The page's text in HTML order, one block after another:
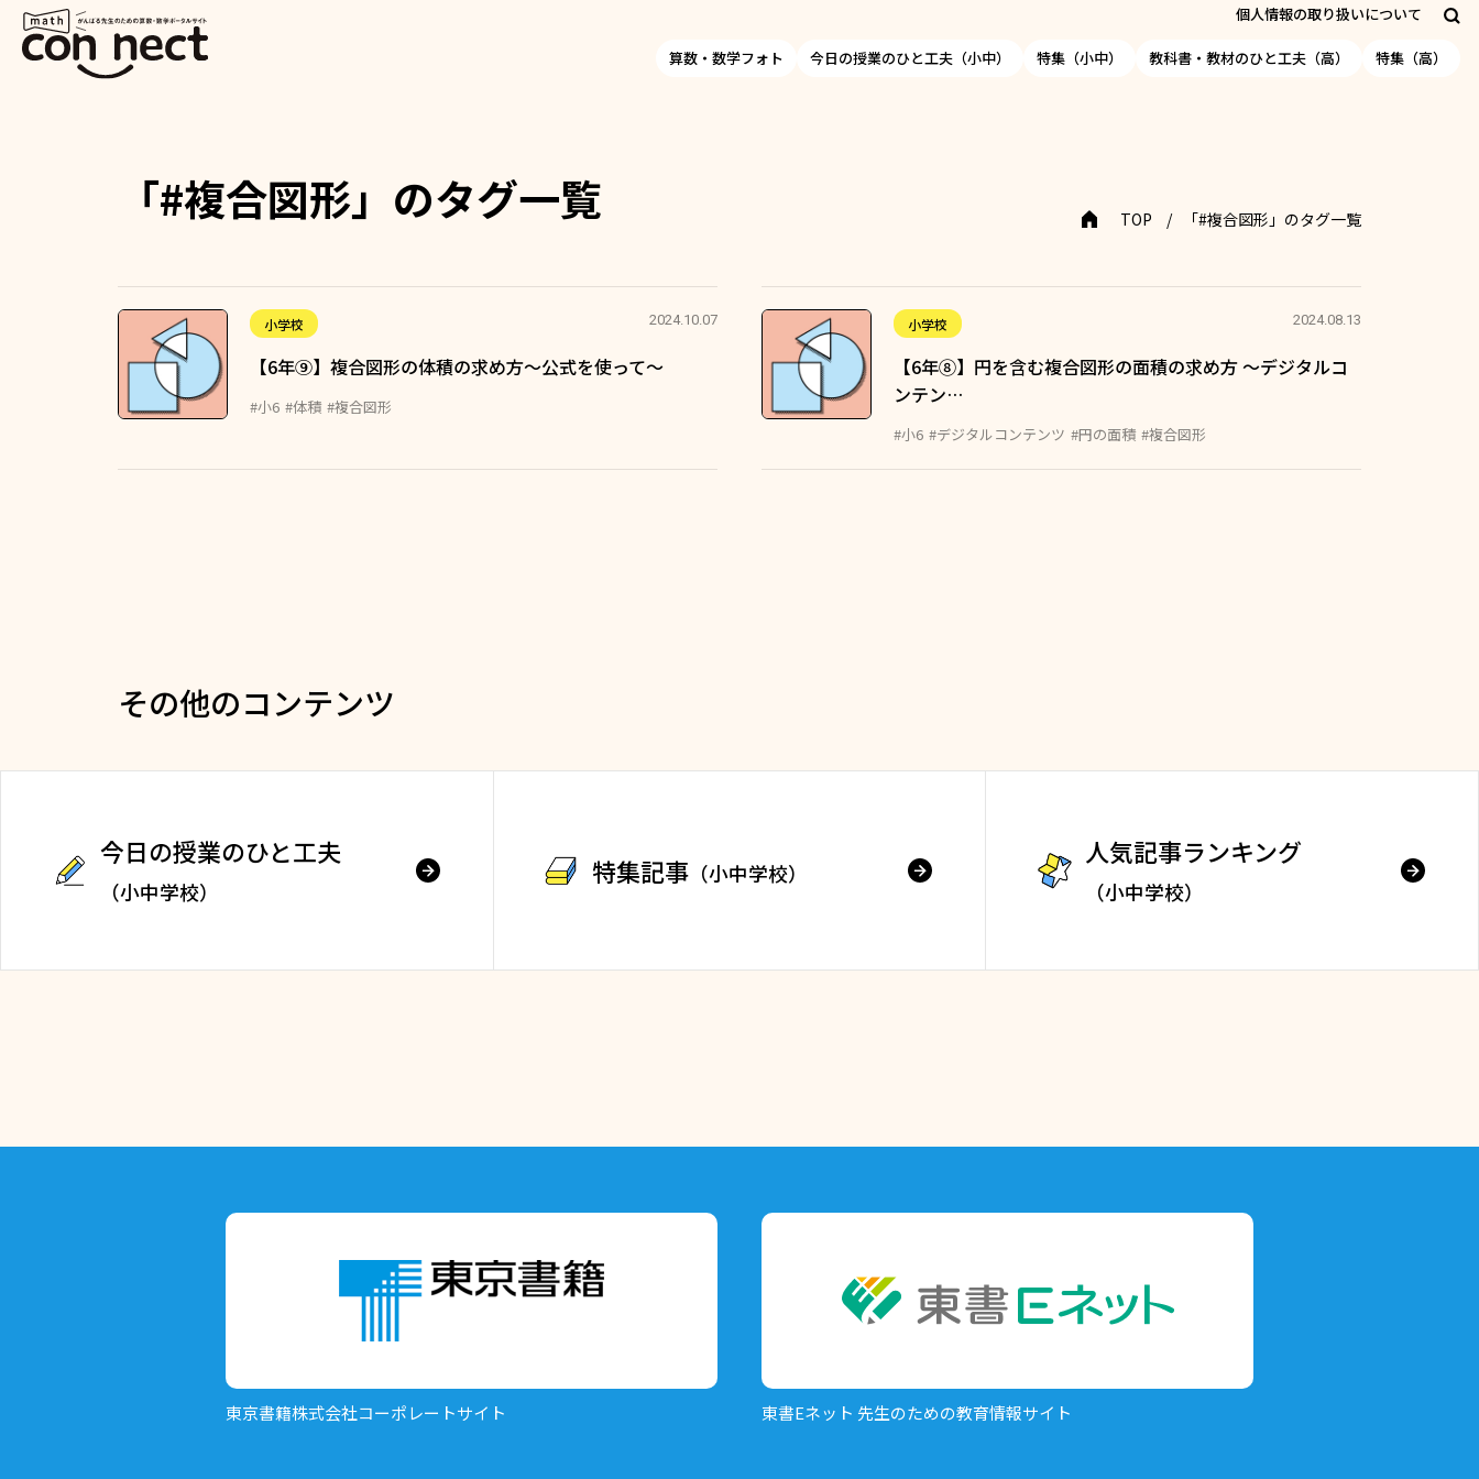
個人情報の取り扱いについて
算数・数学フォト 今日の授業のひと工夫（小中） 特集（小中） 教科書・教材のひと工夫（高） 特集（高）
「#複合図形」のタグ一覧 TOP 「#複合図形」のタグ一覧
小学校 2024.10.07
【6年⑨】複合図形の体積の求め方～公式を使って～
#小6 #体積 #複合図形
小学校 2024.08.13
【6年⑧】円を含む複合図形の面積の求め方 ～デジタルコ
ンテン…
#小6 #デジタルコンテンツ #円の面積 #複合図形
その他のコンテンツ
今日の授業のひと工夫
（小中学校）
特集記事 （小中学校）
人気記事ランキング
（小中学校）
東京書籍株式会社コーポレートサイト 東書Eネット 先生のための教育情報サイト